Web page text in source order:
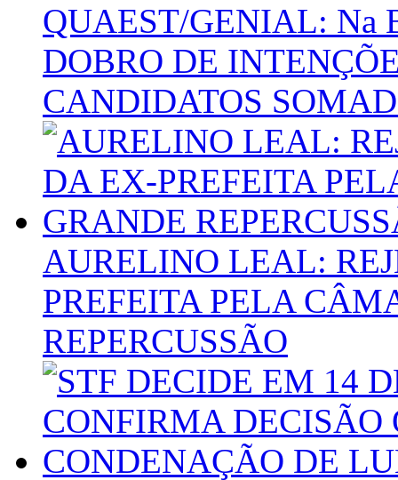
QUAEST/GENIAL:
DOBRO DE
CANDIDATOS
AURELINO LEAL:
PREFEITA PELA
REPERCUSSÃO